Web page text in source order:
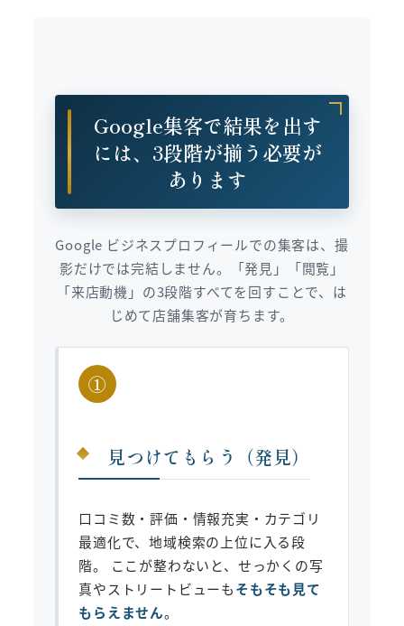
Google集客で結果を出す
には、3段階が揃う必要が
あります
Google ビジネスプロフィールでの集客は、撮
影だけでは完結しません。「発見」「閲覧」
「来店動機」の3段階すべてを回すことで、は
じめて店舗集客が育ちます。
①
見つけてもらう（発見）
口コミ数・評価・情報充実・カテゴリ
最適化で、地域検索の上位に入る段
階。 ここが整わないと、せっかくの写
真やストリートビューもそもそも見て
もらえません。